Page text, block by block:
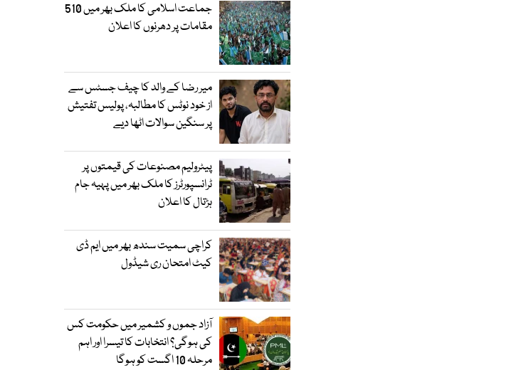
جماعت اسلامی کا ملک بھر میں 510
مقامات پر دھرنوں کا اعلان
میر رضا کے والد کا چیف جسٹس سے
از خود نوٹس کا مطالبہ، پولیس تفتیش
پر سنگین سوالات اٹھا دیے
پیٹرولیم مصنوعات کی قیمتوں پر
ٹرانسپورٹرز کا ملک بھر میں پہیہ جام
ہڑتال کا اعلان
کراچی سمیت سندھ بھر میں ایم ڈی
کیٹ امتحان ری شیڈول
آزاد جموں و کشمیر میں حکومت کس
کی ہوگی؟ انتخابات کا تیسرا اور اہم
مرحلہ 10 اگست کو ہوگا